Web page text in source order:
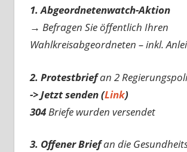
1. Abgeordnetenwatch-Aktion
→ Befragen Sie öffentlich Ihren
Wahlkreisabgeordneten – inkl.
2. Protestbriefan 2
-> Jetzt senden (Link)
304Briefe wurden versendet
3. Offener Briefan die